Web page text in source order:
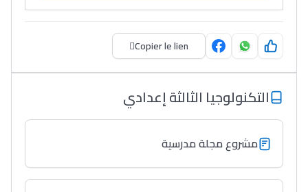
Copier le lien
التكنولوجيا الثالثة إعدادي
مشروع مجلة مدرسية